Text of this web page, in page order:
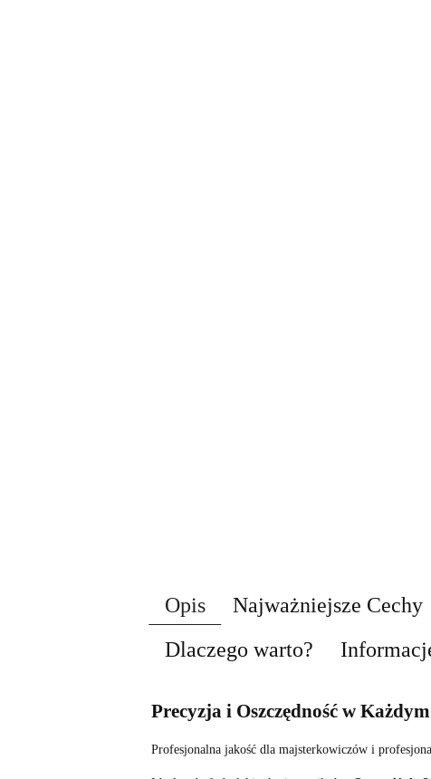
Opis Najważniejsze Cechy
Dlaczego warto?
Precyzja i Oszczędność w
Profesjonalna jakość dla majsterkowiczów i